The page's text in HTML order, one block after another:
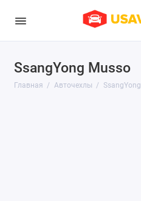
SsangYong Musso
Главная Авточехлы SsangYong
Audi